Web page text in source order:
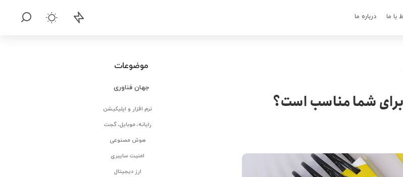
با ما درباره ما
برای شما مناسب است؟
موضوعات
جهان فناوری
نرم افزار و اپلیکیشن
رایانه، موبایل، گجت
هوش مصنوعی
امنیت سایبری
ارز دیجیتال